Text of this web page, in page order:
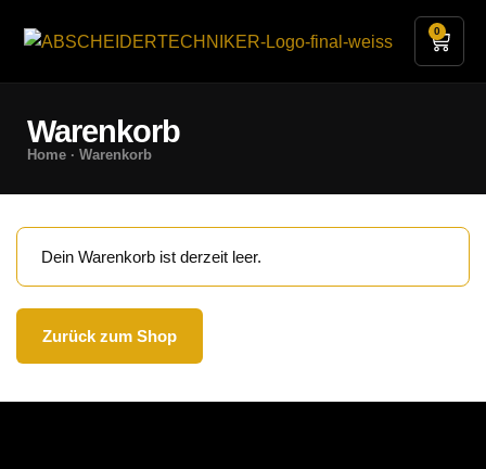
0
Home · Warenkorb
Warenkorb
Dein Warenkorb ist derzeit leer.
Zurück zum Shop